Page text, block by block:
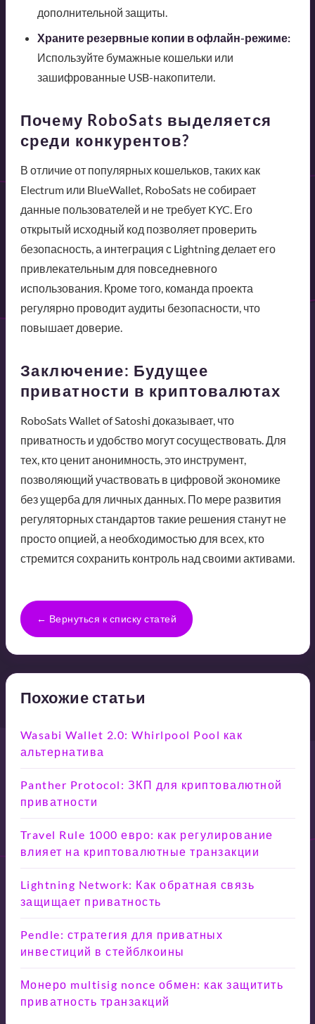
дополнительной защиты.
Храните резервные копии в офлайн-режиме:
Используйте бумажные кошельки или
зашифрованные USB-накопители.
Почему RoboSats выделяется
среди конкурентов?
В отличие от популярных кошельков, таких как
Electrum или BlueWallet, RoboSats не собирает
данные пользователей и не требует KYC. Его
открытый исходный код позволяет проверить
безопасность, а интеграция с Lightning делает его
привлекательным для повседневного
использования. Кроме того, команда проекта
регулярно проводит аудиты безопасности, что
повышает доверие.
Заключение: Будущее
приватности в криптовалютах
RoboSats Wallet of Satoshi доказывает, что
приватность и удобство могут сосуществовать. Для
тех, кто ценит анонимность, это инструмент,
позволяющий участвовать в цифровой экономике
без ущерба для личных данных. По мере развития
регуляторных стандартов такие решения станут не
просто опцией, а необходимостью для всех, кто
стремится сохранить контроль над своими активами.
← Вернуться к списку статей
Похожие статьи
Wasabi Wallet 2.0: Whirlpool Pool как
альтернатива
Panther Protocol: ЗКП для криптовалютной
приватности
Travel Rule 1000 евро: как регулирование
влияет на криптовалютные транзакции
Lightning Network: Как обратная связь
защищает приватность
Pendle: стратегия для приватных
инвестиций в стейблкоины
Монеро multisig nonce обмен: как защитить
приватность транзакций